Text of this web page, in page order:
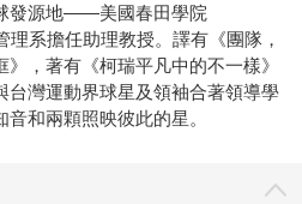
發源地——美國春田學院
理系擔任助理教授。譯有《團隊，
，著有《柯瑞平凡中的不一樣》
台灣運動界球星及領袖合著領導學
和兩顆照映彼此的星。